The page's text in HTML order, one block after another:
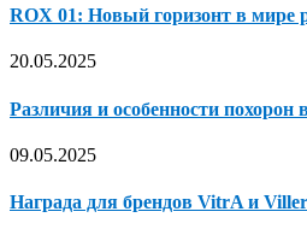
ROX 01: Новый горизонт в мире
20.05.2025
Различия и особенности похорон
09.05.2025
Награда для брендов VitrA и